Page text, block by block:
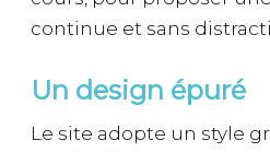
continue et sans
Un design épuré
Le site adopte un style